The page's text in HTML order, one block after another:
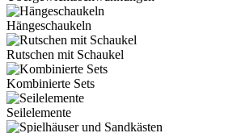
Hängeschaukeln
Rutschen mit Schaukel
Kombinierte Sets
Seilelemente